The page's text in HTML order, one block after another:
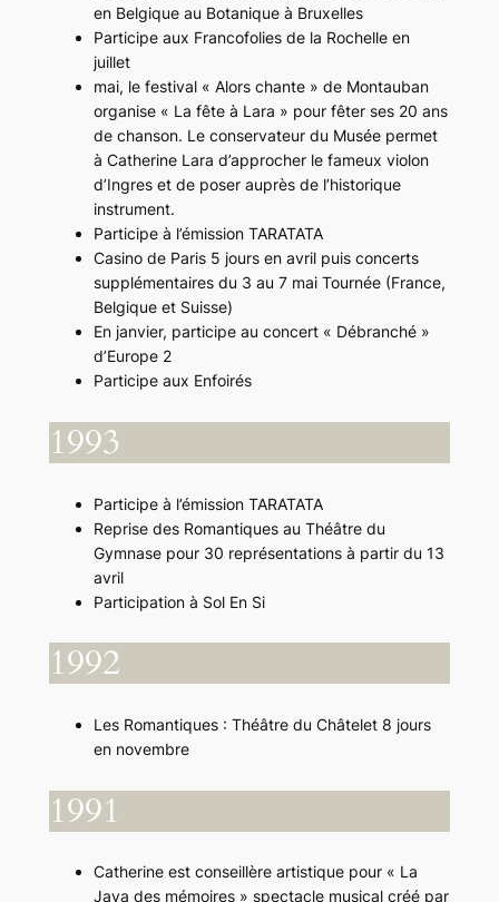
en Belgique au Botanique à Bruxelles
Participe aux Francofolies de la Rochelle en
juillet
mai, le festival « Alors chante » de Montauban
organise « La fête à Lara » pour fêter ses 20 ans
de chanson. Le conservateur du Musée permet
à Catherine Lara d’approcher le fameux violon
d’Ingres et de poser auprès de l’historique
instrument.
Participe à l’émission TARATATA
Casino de Paris 5 jours en avril puis concerts
supplémentaires du 3 au 7 mai Tournée (France,
Belgique et Suisse)
En janvier, participe au concert « Débranché »
d’Europe 2
Participe aux Enfoirés
1993
Participe à l’émission TARATATA
Reprise des Romantiques au Théâtre du
Gymnase pour 30 représentations à partir du 13
avril
Participation à Sol En Si
1992
Les Romantiques : Théâtre du Châtelet 8 jours
en novembre
1991
Catherine est conseillère artistique pour « La
Java des mémoires » spectacle musical créé par